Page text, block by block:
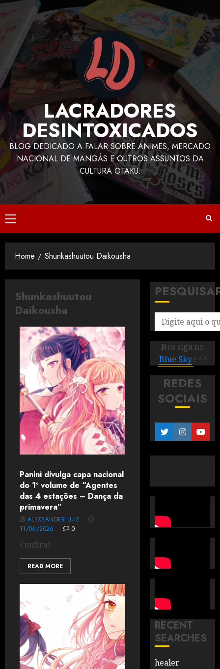
LACRADORES
DESINTOXICADOS
BLOG DEDICADO A FALAR SOBRE ANIMES, MERCADO
NACIONAL DE MANGÁS E OUTROS ASSUNTOS DA
CULTURA OTAKU.
Home Shunkashuutou Daikousha
Shunkashuutou
Daikousha
Panini divulga capa nacional
do 1º volume de “Agentes
das 4 estações – Dança da
primavera”
ALEXSANDER LUIZ
11/06/2026
0
Confira!
READ MORE
Nos siga no
Blue Sky ! ^^
REDES
SOCIAIS
RECENT
SEARCHES
healer